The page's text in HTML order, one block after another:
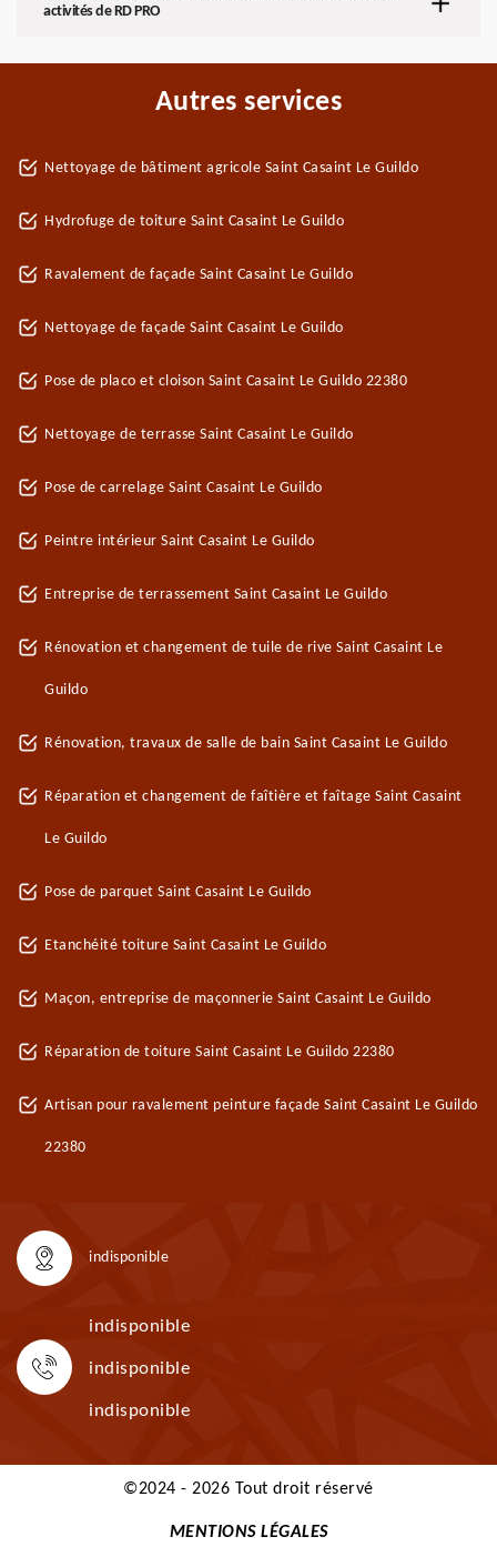
activités de RD PRO
Autres services
Nettoyage de bâtiment agricole Saint Casaint Le Guildo
Hydrofuge de toiture Saint Casaint Le Guildo
Ravalement de façade Saint Casaint Le Guildo
Nettoyage de façade Saint Casaint Le Guildo
Pose de placo et cloison Saint Casaint Le Guildo 22380
Nettoyage de terrasse Saint Casaint Le Guildo
Pose de carrelage Saint Casaint Le Guildo
Peintre intérieur Saint Casaint Le Guildo
Entreprise de terrassement Saint Casaint Le Guildo
Rénovation et changement de tuile de rive Saint Casaint Le
Guildo
Rénovation, travaux de salle de bain Saint Casaint Le Guildo
Réparation et changement de faîtière et faîtage Saint Casaint
Le Guildo
Pose de parquet Saint Casaint Le Guildo
Etanchéité toiture Saint Casaint Le Guildo
Maçon, entreprise de maçonnerie Saint Casaint Le Guildo
Réparation de toiture Saint Casaint Le Guildo 22380
Artisan pour ravalement peinture façade Saint Casaint Le Guildo
22380
indisponible
indisponible
indisponible
indisponible
©2024 - 2026 Tout droit réservé
MENTIONS LÉGALES